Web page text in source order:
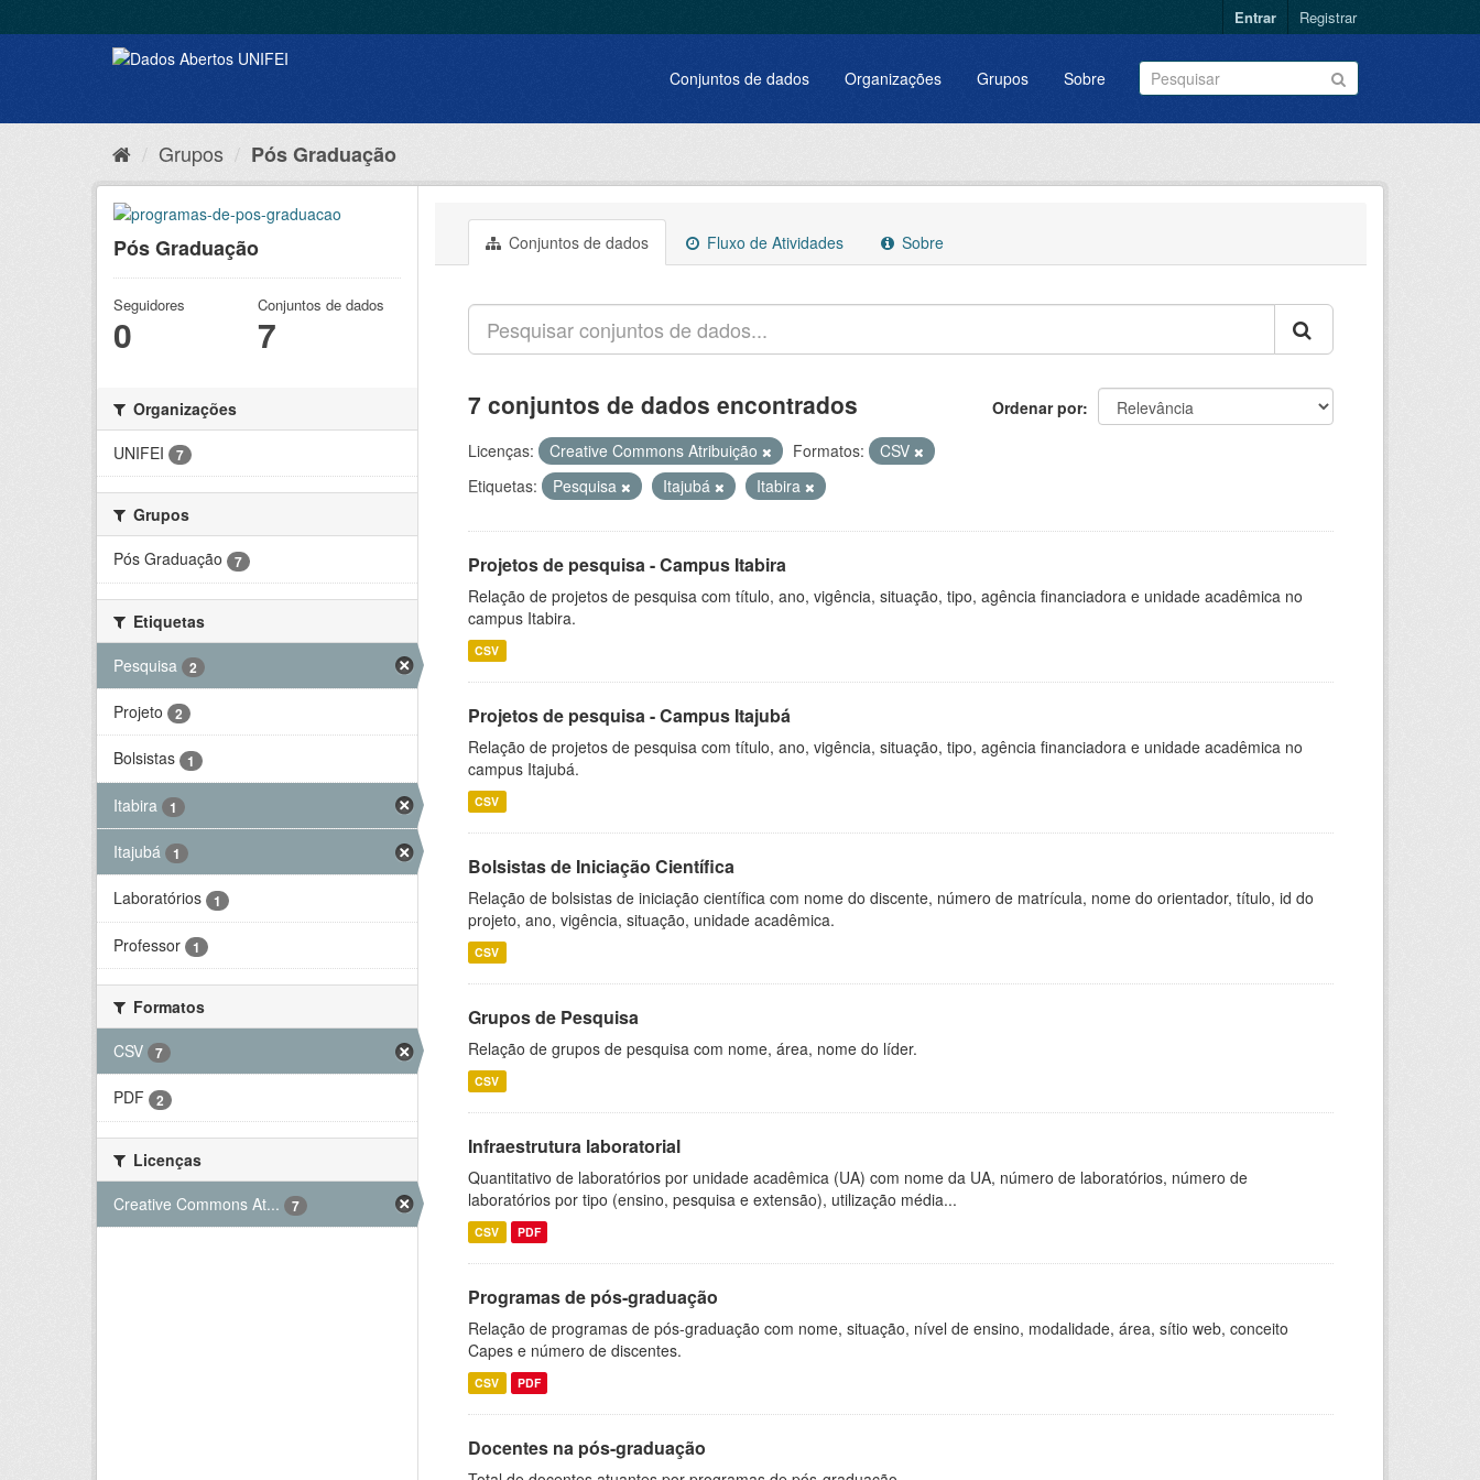
Entrar Registrar
Conjuntos de dados Organizações Grupos Sobre
Grupos Pós Graduação
Pós Graduação
Seguidores
0
Conjuntos de dados
7
Organizações
UNIFEI
7
Grupos
Pós Graduação
7
Etiquetas
Pesquisa
2
Projeto 2
Bolsistas 1
Itabira 1
Itajubá 1
Laboratórios 1
Professor 1
Formatos
CSV
7
PDF 2
Licenças
Creative Commons At...
7
Conjuntos de dados Fluxo de Atividades Sobre
Ordenar por
7 conjuntos de dados encontrados
Licenças: Creative Commons Atribuição Formatos:
CSV
Etiquetas:
Pesquisa Itajubá Itabira
Projetos de pesquisa - Campus Itabira
Relação de projetos de pesquisa com título, ano, vigência, situação, tipo, agência financiadora e unidade acadêmica no
campus Itabira.
CSV
Projetos de pesquisa - Campus Itajubá
Relação de projetos de pesquisa com título, ano, vigência, situação, tipo, agência financiadora e unidade acadêmica no
campus Itajubá.
CSV
Bolsistas de Iniciação Científica
Relação de bolsistas de iniciação científica com nome do discente, número de matrícula, nome do orientador, título, id do
projeto, ano, vigência, situação, unidade acadêmica.
CSV
Grupos de Pesquisa
Relação de grupos de pesquisa com nome, área, nome do líder.
CSV
Infraestrutura laboratorial
Quantitativo de laboratórios por unidade acadêmica (UA) com nome da UA, número de laboratórios, número de
laboratórios por tipo (ensino, pesquisa e extensão), utilização média...
CSV PDF
Programas de pós-graduação
Relação de programas de pós-graduação com nome, situação, nível de ensino, modalidade, área, sítio web, conceito
Capes e número de discentes.
CSV PDF
Docentes na pós-graduação